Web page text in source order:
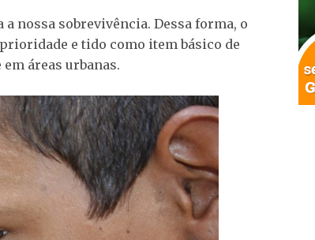
nossa sobrevivência. Dessa forma, o
e tido como item básico de
áreas urbanas.